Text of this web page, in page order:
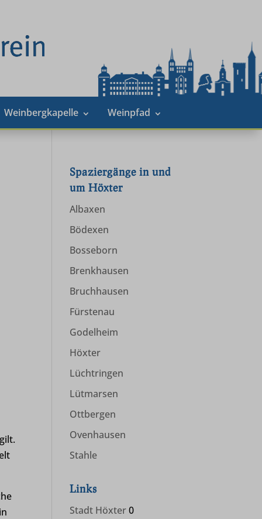
Weinbergkapelle Weinpfad
Spaziergänge in und
um Höxter
Albaxen
Bödexen
Bosseborn
Brenkhausen
Bruchhausen
Fürstenau
Godelheim
Höxter
Lüchtringen
Lütmarsen
Ottbergen
Ovenhausen
Stahle
Links
Stadt Höxter0